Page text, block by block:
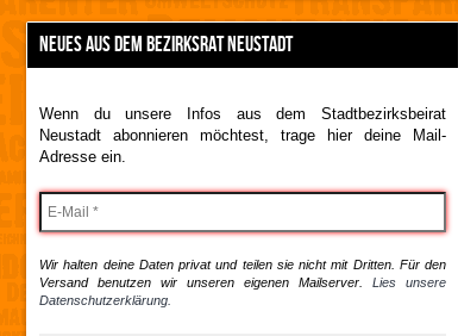
NEUES AUS DEM BEZIRKSRAT NEUSTADT
Wenn du unsere Infos aus dem Stadtbezirksbeirat
Neustadt abonnieren möchtest, trage hier deine Mail-
Adresse ein.
Wir halten deine Daten privat und teilen sie nicht mit Dritten. Für den
Versand benutzen wir unseren eigenen Mailserver. Lies unsere
Datenschutzerklärung.